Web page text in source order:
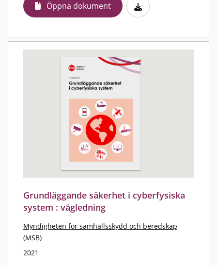
Öppna dokument
Grundläggande säkerhet i cyberfysiska
system : vägledning
Myndigheten för samhällsskydd och beredskap
(MSB)
2021